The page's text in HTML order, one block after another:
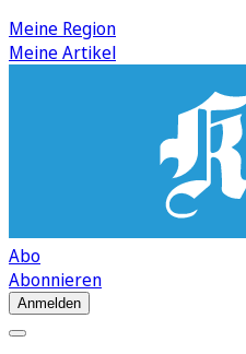
Meine Region
Meine Artikel
Abo
Abonnieren
Anmelden